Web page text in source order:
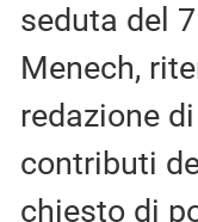
seduta del
Menech,
redazione
contributi
chiesto di